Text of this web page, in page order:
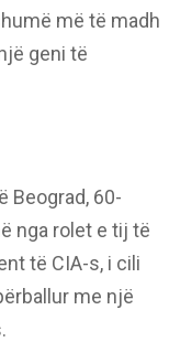
më të madh
geni të
Beograd, 60-
nga rolet e tij të
të CIA-s, i cili
me një